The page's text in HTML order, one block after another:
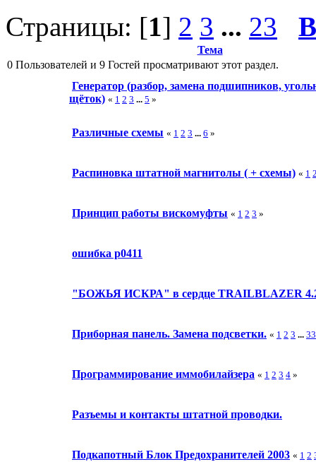
Страницы: [1] 2 3 ... 23
Тема
0 Пользователей и 9 Гостей просматривают этот раздел.
Генератор (разбор, замена подшипников,
щёток) « 1 2 3 ... 5 »
Различные схемы « 1 2 3 ... 6 »
Распиновка штатной магнитолы ( + схемы) « 1
Принцип работы вискомуфты « 1 2 3 »
ошибка р0411
"БОЖЬЯ ИСКРА" в сердце TRAILBLAZER
Приборная панель. Замена подсветки. « 1 2 3 ... 33
Программирование иммобилайзера « 1 2 3 4 »
Разъемы и контакты штатной проводки.
Подкапотный Блок Предохранителей 2003 « 1 2